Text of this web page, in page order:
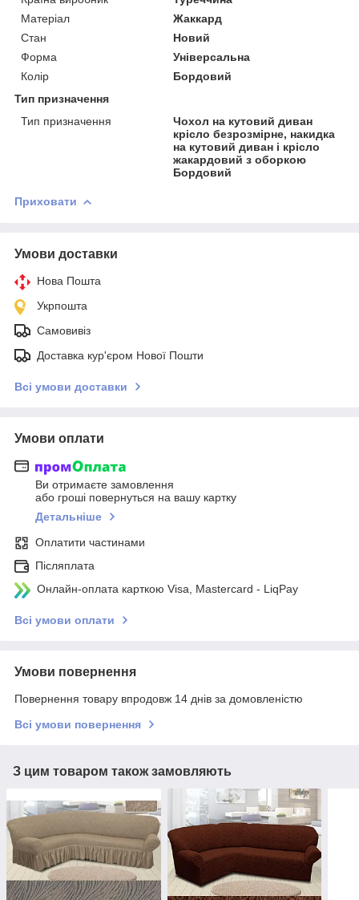
Матеріал
Жаккард
Стан
Новий
Форма
Універсальна
Колір
Бордовий
Тип призначення
Тип призначення
Чохол на кутовий диван
крісло безрозмірне, накидка
на кутовий диван і крісло
жакардовий з оборкою
Бордовий
Приховати
Умови доставки
Нова Пошта
Укрпошта
Самовивіз
Доставка кур'єром Нової Пошти
Всі умови доставки
Умови оплати
Ви отримаєте замовлення
або гроші повернуться на вашу картку
Детальніше
Оплатити частинами
Післяплата
Онлайн-оплата карткою Visa, Mastercard - LiqPay
Всі умови оплати
Умови повернення
Повернення товару впродовж 14 днів за домовленістю
Всі умови повернення
З цим товаром також замовляють